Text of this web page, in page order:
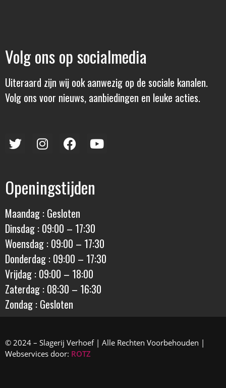
Volg ons op socialmedia
Uiteraard zijn wij ook aanwezig op de sociale kanalen.
Volg ons voor nieuws, aanbiedingen en leuke acties.
Openingstijden
Maandag : Gesloten
Dinsdag : 09:00 – 17:30
Woensdag : 09:00 – 17:30
Donderdag : 09:00 – 17:30
Vrijdag : 09:00 – 18:00
Zaterdag : 08:30 – 16:30
Zondag : Gesloten
© 2024 – Slagerij Verhoef | Alle Rechten Voorbehouden |
Webservices door: ROTZ